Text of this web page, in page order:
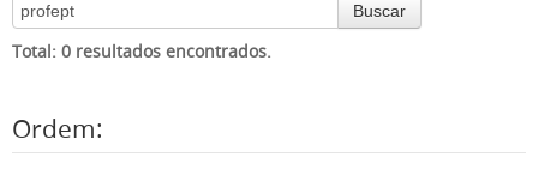
Buscar
Total: 0 resultados encontrados.
Ordem: